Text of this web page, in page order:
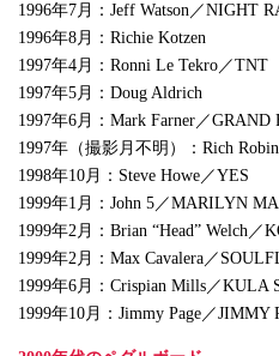
1996年7月：Jeff Watson／NIGHT
1996年8月：Richie Kotzen
1997年4月：Ronni Le Tekro／TNT
1997年5月：Doug Aldrich
1997年6月：Mark Farner／
1997年（撮影月不明）：Rich
1998年10月：Steve Howe／YES
1999年1月：John 5／MARILYN
1999年2月：Brian “Head” Welch／
1999年2月：Max Cavalera／
1999年6月：Crispian Mills／KULA
1999年10月：Jimmy Page／